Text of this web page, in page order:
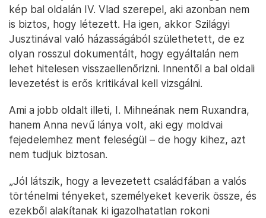
kép bal oldalán IV. Vlad szerepel, aki azonban nem
is biztos, hogy létezett. Ha igen, akkor Szilágyi
Jusztinával való házasságából születhetett, de ez
olyan rosszul dokumentált, hogy egyáltalán nem
lehet hitelesen visszaellenőrizni. Innentől a bal oldali
levezetést is erős kritikával kell vizsgálni.
Ami a jobb oldalt illeti, I. Mihneának nem Ruxandra,
hanem Anna nevű lánya volt, aki egy moldvai
fejedelemhez ment feleségül – de hogy kihez, azt
nem tudjuk biztosan.
„Jól látszik, hogy a levezetett családfában a valós
történelmi tényeket, személyeket keverik össze, és
ezekből alakítanak ki igazolhatatlan rokoni